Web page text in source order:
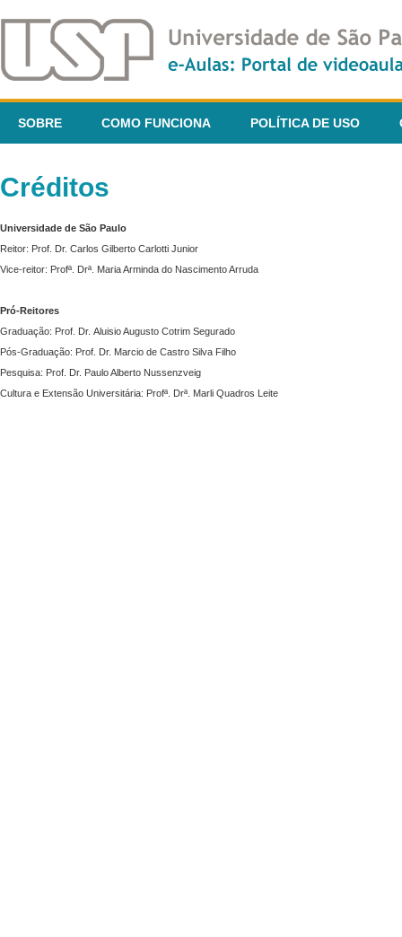
SOBRE COMO FUNCIONA POLÍTICA DE USO
Créditos
Universidade de São Paulo
Reitor: Prof. Dr. Carlos Gilberto Carlotti Junior
Vice-reitor: Profª. Drª. Maria Arminda do Nascimento Arruda
Pró-Reitores
Graduação: Prof. Dr. Aluisio Augusto Cotrim Segurado
Pós-Graduação: Prof. Dr. Marcio de Castro Silva Filho
Pesquisa: Prof. Dr. Paulo Alberto Nussenzveig
Cultura e Extensão Universitária: Profª. Drª. Marli Quadros Leite